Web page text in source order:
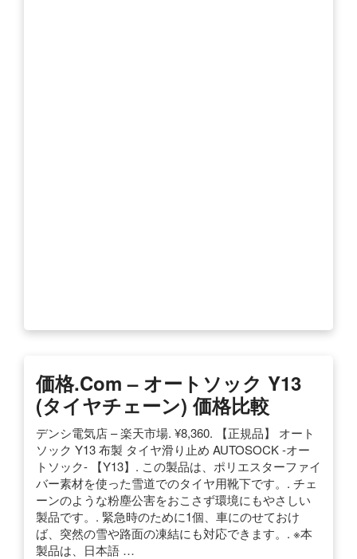
価格.com – オートソック Y13
(タイヤチェーン) 価格比較
デンシ電気店 – 楽天市場. ¥8,360. 【正規品】 オート
ソック Y13 布製 タイヤ滑り止め AUTOSOCK -オー
トソック- 【Y13】. この製品は、ポリエスターファイ
バー素材を使った雪道でのタイヤ用靴下です。. チェ
ーンのような粉塵公害をおこさず環境にもやさしい
製品です。. 緊急時のために1個、車にのせておけ
ば、突然の雪や路面の凍結にも対応できます。. ※本
製品は、日本語 …